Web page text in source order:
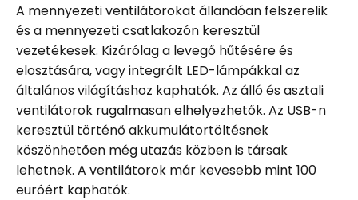
A mennyezeti ventilátorokat állandóan felszerelik
és a mennyezeti csatlakozón keresztül
vezetékesek. Kizárólag a levegő hűtésére és
elosztására, vagy integrált LED-lámpákkal az
általános világításhoz kaphatók. Az álló és asztali
ventilátorok rugalmasan elhelyezhetők. Az USB-n
keresztül történő akkumulátortöltésnek
köszönhetően még utazás közben is társak
lehetnek. A ventilátorok már kevesebb mint 100
euróért kaphatók.